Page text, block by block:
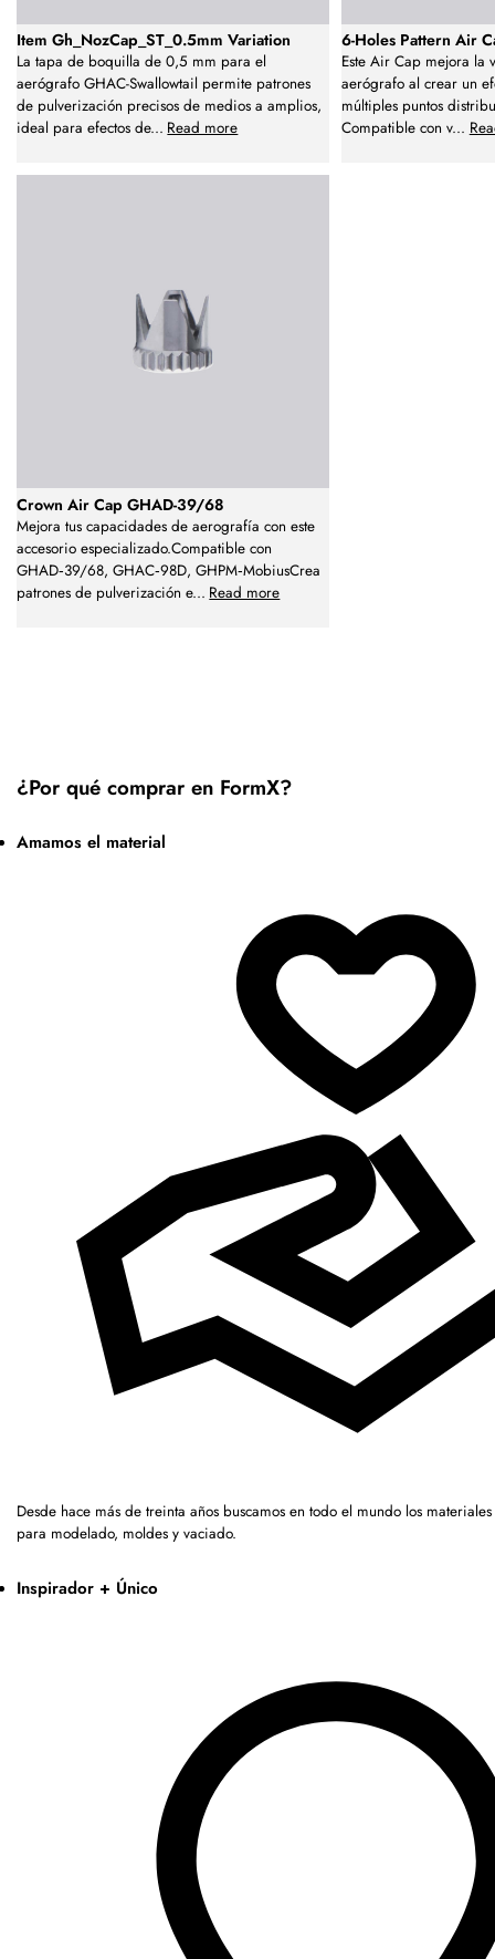
Item Gh_NozCap_ST_0.5mm Variation
La tapa de boquilla de 0,5 mm para el
aerógrafo GHAC-Swallowtail permite patrones
de pulverización precisos de medios a amplios,
ideal para efectos de... Read more
6-Holes Pattern Air
Este Air Cap mejora la
aerógrafo al crear un
múltiples puntos
Compatible con v...
Crown Air Cap GHAD-39/68
Mejora tus capacidades de aerografía con este
accesorio especializado.Compatible con
GHAD‑39/68, GHAC‑98D, GHPM‑MobiusCrea
patrones de pulverización e... Read more
¿Por qué comprar en FormX?
Amamos el material
Desde hace más de treinta años buscamos en todo el mundo los
para modelado, moldes y vaciado.
Inspirador + Único